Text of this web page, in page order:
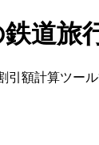
道旅
引額計算ツー